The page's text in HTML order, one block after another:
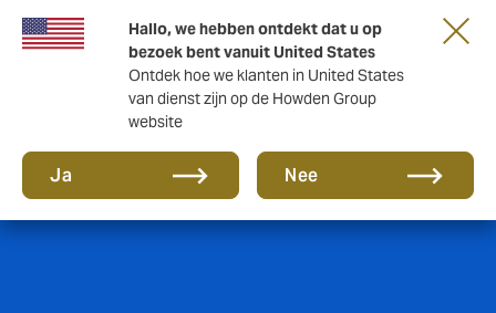
Hallo, we hebben ontdekt dat u op
bezoek bent vanuit United States
Ontdek hoe we klanten in United States
van dienst zijn op de Howden Group
website
Ja Nee